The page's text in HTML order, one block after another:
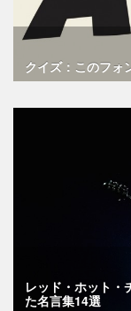
クイズ：このフォ
レッド・ホット・
た名言集14選